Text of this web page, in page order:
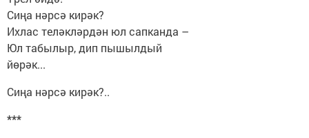
Сиңа нәрсә кирәк?
Ихлас теләкләрдән юл сапканда –
Юл табылыр, дип пышылдый
йөрәк...
Сиңа нәрсә кирәк?..
***